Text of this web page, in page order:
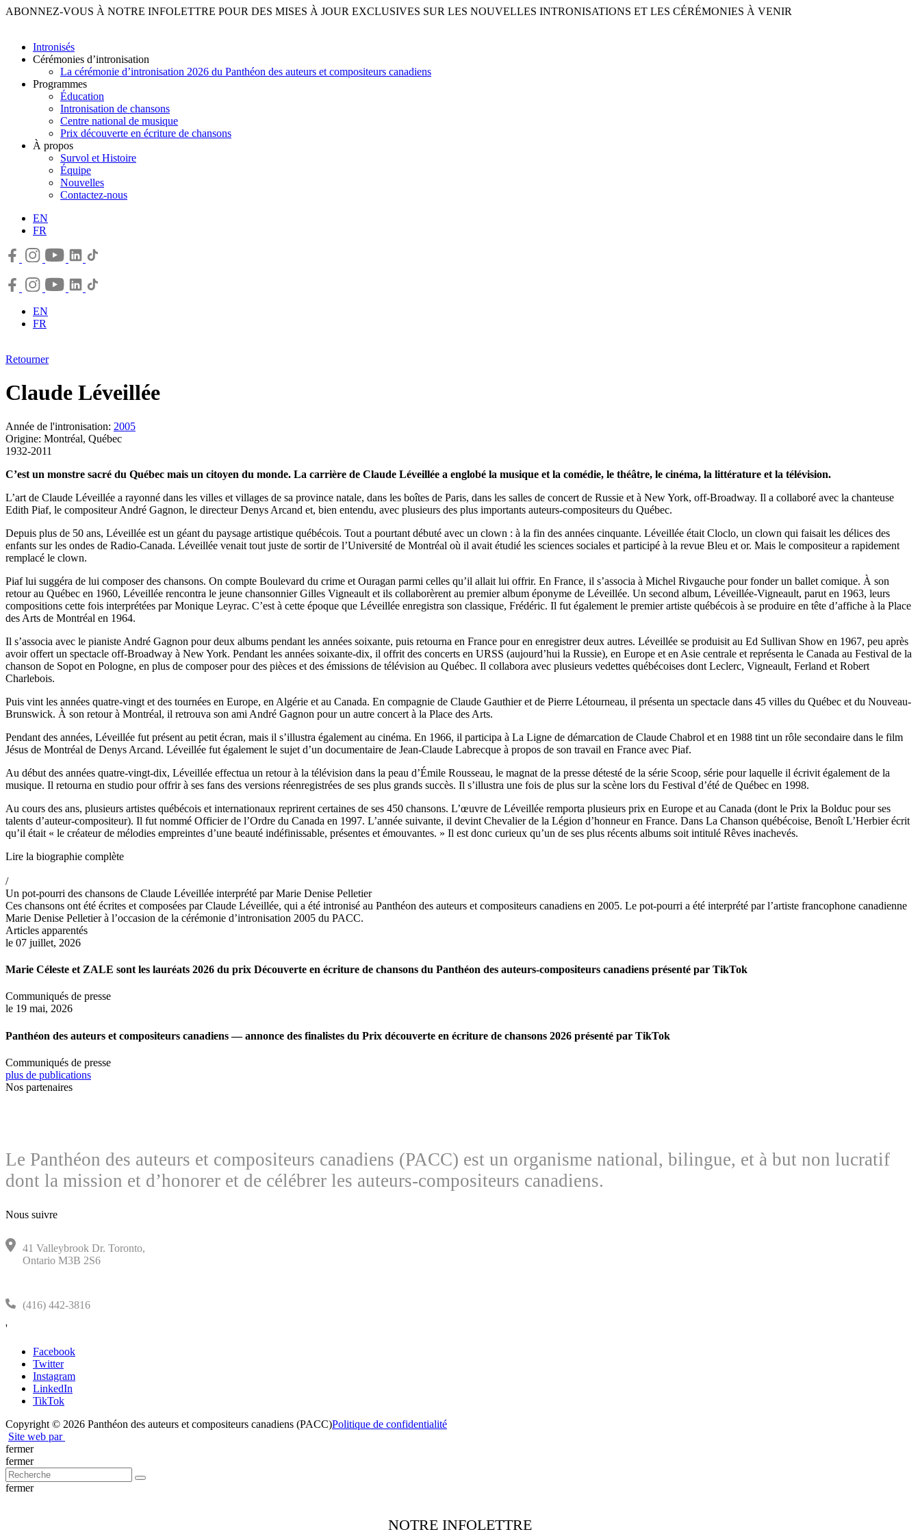
ABONNEZ-VOUS À NOTRE INFOLETTRE POUR DES MISES À JOUR EXCLUSIVES SUR LES NOUVELLES INTRONISATIONS ET LES CÉRÉMONIES À VENIR
Intronisés
Cérémonies d’intronisation
La cérémonie d’intronisation 2026 du Panthéon des auteurs et compositeurs canadiens
Programmes
Éducation
Intronisation de chansons
Centre national de musique
Prix découverte en écriture de chansons
À propos
Survol et Histoire
Équipe
Nouvelles
Contactez-nous
EN
FR
EN
FR
Retourner
Claude Léveillée
Année de l'intronisation: 2005
Origine: Montréal, Québec
1932-2011
C’est un monstre sacré du Québec mais un citoyen du monde. La carrière de Claude Léveillée a englobé la musique et la comédie, le théâtre, le cinéma, la littérature et la télévision.
L’art de Claude Léveillée a rayonné dans les villes et villages de sa province natale, dans les boîtes de Paris, dans les salles de concert de Russie et à New York, off-Broadway. Il a collaboré avec la chanteuse
Edith Piaf, le compositeur André Gagnon, le directeur Denys Arcand et, bien entendu, avec plusieurs des plus importants auteurs-compositeurs du Québec.
Depuis plus de 50 ans, Léveillée est un géant du paysage artistique québécois. Tout a pourtant débuté avec un clown : à la fin des années cinquante. Léveillée était Cloclo, un clown qui faisait les délices des
enfants sur les ondes de Radio-Canada. Léveillée venait tout juste de sortir de l’Université de Montréal où il avait étudié les sciences sociales et participé à la revue Bleu et or. Mais le compositeur a rapidement
remplacé le clown.
Piaf lui suggéra de lui composer des chansons. On compte Boulevard du crime et Ouragan parmi celles qu’il allait lui offrir. En France, il s’associa à Michel Rivgauche pour fonder un ballet comique. À son
retour au Québec en 1960, Léveillée rencontra le jeune chansonnier Gilles Vigneault et ils collaborèrent au premier album éponyme de Léveillée. Un second album, Léveillée-Vigneault, parut en 1963, leurs
compositions cette fois interprétées par Monique Leyrac. C’est à cette époque que Léveillée enregistra son classique, Frédéric. Il fut également le premier artiste québécois à se produire en tête d’affiche à la Place
des Arts de Montréal en 1964.
Il s’associa avec le pianiste André Gagnon pour deux albums pendant les années soixante, puis retourna en France pour en enregistrer deux autres. Léveillée se produisit au Ed Sullivan Show en 1967, peu après
avoir offert un spectacle off-Broadway à New York. Pendant les années soixante-dix, il offrit des concerts en URSS (aujourd’hui la Russie), en Europe et en Asie centrale et représenta le Canada au Festival de la
chanson de Sopot en Pologne, en plus de composer pour des pièces et des émissions de télévision au Québec. Il collabora avec plusieurs vedettes québécoises dont Leclerc, Vigneault, Ferland et Robert
Charlebois.
Puis vint les années quatre-vingt et des tournées en Europe, en Algérie et au Canada. En compagnie de Claude Gauthier et de Pierre Létourneau, il présenta un spectacle dans 45 villes du Québec et du Nouveau-
Brunswick. À son retour à Montréal, il retrouva son ami André Gagnon pour un autre concert à la Place des Arts.
Pendant des années, Léveillée fut présent au petit écran, mais il s’illustra également au cinéma. En 1966, il participa à La Ligne de démarcation de Claude Chabrol et en 1988 tint un rôle secondaire dans le film
Jésus de Montréal de Denys Arcand. Léveillée fut également le sujet d’un documentaire de Jean-Claude Labrecque à propos de son travail en France avec Piaf.
Au début des années quatre-vingt-dix, Léveillée effectua un retour à la télévision dans la peau d’Émile Rousseau, le magnat de la presse détesté de la série Scoop, série pour laquelle il écrivit également de la
musique. Il retourna en studio pour offrir à ses fans des versions réenregistrées de ses plus grands succès. Il s’illustra une fois de plus sur la scène lors du Festival d’été de Québec en 1998.
Au cours des ans, plusieurs artistes québécois et internationaux reprirent certaines de ses 450 chansons. L’œuvre de Léveillée remporta plusieurs prix en Europe et au Canada (dont le Prix la Bolduc pour ses
talents d’auteur-compositeur). Il fut nommé Officier de l’Ordre du Canada en 1997. L’année suivante, il devint Chevalier de la Légion d’honneur en France. Dans La Chanson québécoise, Benoît L’Herbier écrit
qu’il était « le créateur de mélodies empreintes d’une beauté indéfinissable, présentes et émouvantes. » Il est donc curieux qu’un de ses plus récents albums soit intitulé Rêves inachevés.
Lire la biographie complète
/
Un pot-pourri des chansons de Claude Léveillée interprété par Marie Denise Pelletier
Ces chansons ont été écrites et composées par Claude Léveillée, qui a été intronisé au Panthéon des auteurs et compositeurs canadiens en 2005. Le pot-pourri a été interprété par l’artiste francophone canadienne
Marie Denise Pelletier à l’occasion de la cérémonie d’intronisation 2005 du PACC.
Articles apparentés
le 07 juillet, 2026
Marie Céleste et ZALE sont les lauréats 2026 du prix Découverte en écriture de chansons du Panthéon des auteurs-compositeurs canadiens présenté par TikTok
Communiqués de presse
le 19 mai, 2026
Panthéon des auteurs et compositeurs canadiens — annonce des finalistes du Prix découverte en écriture de chansons 2026 présenté par TikTok
Communiqués de presse
plus de publications
Nos partenaires
Le Panthéon des auteurs et compositeurs canadiens (PACC) est un organisme national, bilingue, et à but non lucratif
dont la mission et d’honorer et de célébrer les auteurs-compositeurs canadiens.
Nous suivre
41 Valleybrook Dr. Toronto,
Ontario M3B 2S6
(416) 442-3816
'
Facebook
Twitter
Instagram
LinkedIn
TikTok
Copyright © 2026 Panthéon des auteurs et compositeurs canadiens (PACC)Politique de confidentialité
Site web par
fermer
fermer
fermer
NOTRE INFOLETTRE